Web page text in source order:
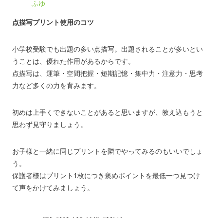
ふゆ
点描写プリント使用のコツ
小学校受験でも出題の多い点描写。出題されることが多いとい
うことは、優れた作用があるからです。
点描写は、運筆・空間把握・短期記憶・集中力・注意力・思考
力など多くの力を育みます。
初めは上手くできないことがあると思いますが、教え込もうと
思わず見守りましょう。
お子様と一緒に同じプリントを隣でやってみるのもいいでしょ
う。
保護者様はプリント1枚につき褒めポイントを最低一つ見つけ
て声をかけてみましょう。